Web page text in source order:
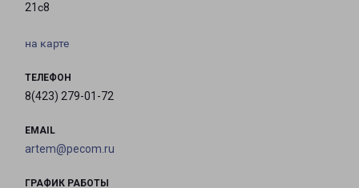
21с8
на карте
ТЕЛЕФОН
8(423) 279-01-72
EMAIL
artem@pecom.ru
ГРАФИК РАБОТЫ